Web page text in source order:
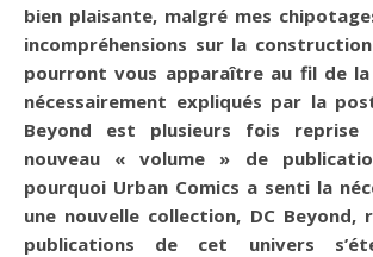
bien plaisante, malgré mes
incompréhensions sur la
pourront vous apparaître au fil de
nécessairement expliqués par la
Beyond est plusieurs fois
nouveau « volume » de
pourquoi Urban Comics a senti la
une nouvelle collection, DC Beyond,
publications de cet univers